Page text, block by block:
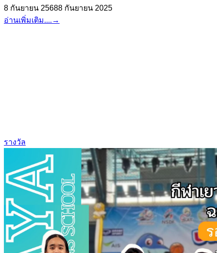
8 กันยายน 25688 กันยายน 2025
อ่านเพิ่มเติม.... →
รางวัล